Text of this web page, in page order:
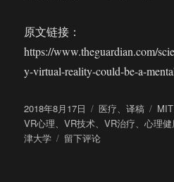
原文链接：
https://www.theguardian.com/
y-virtual-reality-could-be-a-
发
布
于
2018年8月17日
分
类
医疗、译稿
标
签
MIT
VR心理、VR技术、VR治疗、心理
津大学
于
留下评论